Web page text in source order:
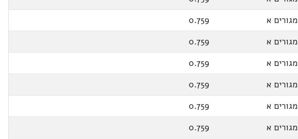
מגורים א
0.759
מגורים א
0.759
מגורים א
0.759
מגורים א
0.759
מגורים א
0.759
מגורים א 0.759